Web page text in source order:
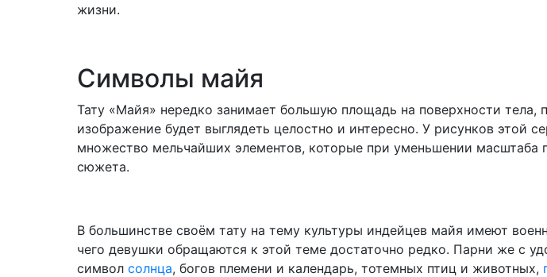
жизни.
Символы майя
Тату «Майя» нередко занимает большую площадь на поверхности тела,
изображение будет выглядеть целостно и интересно. У рисунков этой
множество мельчайших элементов, которые при уменьшении масштаба
сюжета.
В большинстве своём тату на тему культуры индейцев майя имеют
чего девушки обращаются к этой теме достаточно редко. Парни же с
символ солнца, богов племени и календарь, тотемных птиц и животных,